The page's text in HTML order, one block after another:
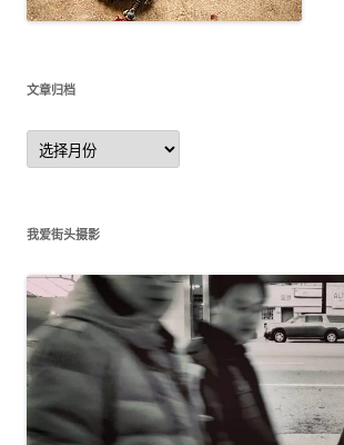
文章归档
文
章
归
我爱街头摄影